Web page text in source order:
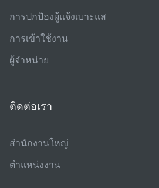
การปกป้องผู้แจ้งเบาะแส
การเข้าใช้งาน
ผู้จําหน่าย
ติดต่อเรา
สํานักงานใหญ่
ตําแหน่งงาน